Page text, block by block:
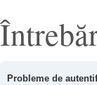
Probleme de